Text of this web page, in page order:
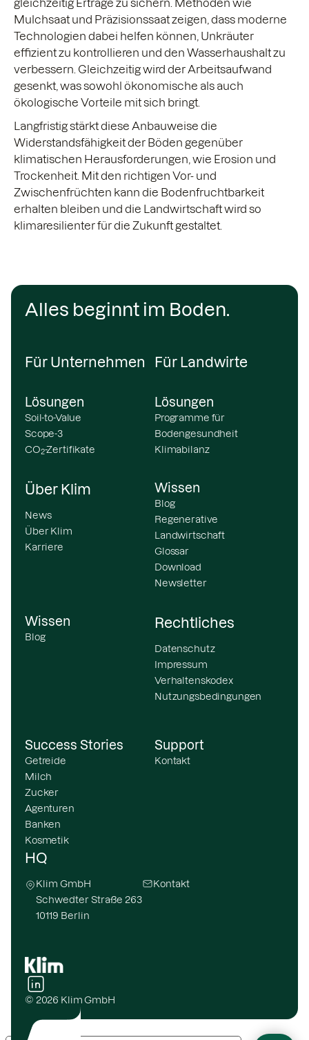
gleichzeitig Erträge zu sichern. Methoden wie
Mulchsaat und Präzisionssaat zeigen, dass moderne
Technologien dabei helfen können, Unkräuter
effizient zu kontrollieren und den Wasserhaushalt zu
verbessern. Gleichzeitig wird der Arbeitsaufwand
gesenkt, was sowohl ökonomische als auch
ökologische Vorteile mit sich bringt.
Langfristig stärkt diese Anbauweise die
Widerstandsfähigkeit der Böden gegenüber
klimatischen Herausforderungen, wie Erosion und
Trockenheit. Mit den richtigen Vor- und
Zwischenfrüchten kann die Bodenfruchtbarkeit
erhalten bleiben und die Landwirtschaft wird so
klimaresilienter für die Zukunft gestaltet.
Alles beginnt im Boden.
Für Unternehmen
Lösungen
Soil-to-Value
Scope-3
CO2-Zertifikate
Für Landwirte
Lösungen
Programme für
Bodengesundheit
Klimabilanz
Über Klim
News
Über Klim
Karriere
Wissen
Blog
Regenerative
Landwirtschaft
Glossar
Download
Newsletter
Wissen
Blog
Rechtliches
Datenschutz
Impressum
Verhaltenskodex
Nutzungsbedingungen
Success Stories
Getreide
Milch
Zucker
Agenturen
Banken
Kosmetik
Support
Kontakt
HQ
Klim GmbH
Schwedter Straße 263
10119 Berlin
Kontakt
© 2026 Klim GmbH